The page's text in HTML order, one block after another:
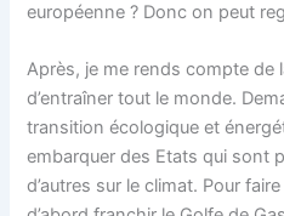
européenne ? Donc on peut
Après, je me rends compte de
d’entraîner tout le monde.
transition écologique et
embarquer des Etats qui sont
d’autres sur le climat. Pour